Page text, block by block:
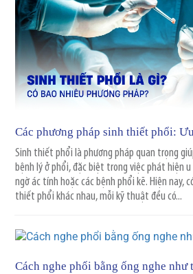
Các phương pháp sinh thiết phổi:
Sinh thiết phổi là phương pháp quan trọng
bệnh lý ở phổi, đặc biệt trong việc phát hiện
ngờ ác tính hoặc các bệnh phổi kẽ. Hiện nay,
thiết phổi khác nhau, mỗi kỹ thuật đều có...
Cách nghe phổi bằng ống nghe như